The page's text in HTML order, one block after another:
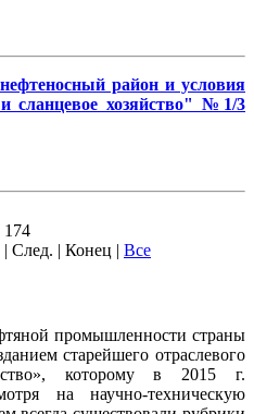
район и условия
сланцевое хозяйство" №1/3
174
| След. | Конец | Все
промышленности страны
старейшего отраслевого
которому в 2015 г.
на научно-техническую